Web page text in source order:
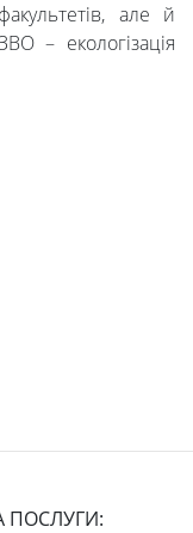
але й
– екологізація
ПОСЛУГИ: